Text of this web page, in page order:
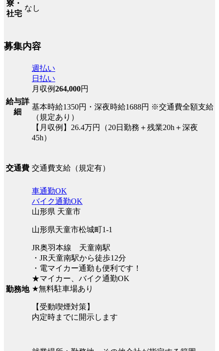
寮・
社宅
なし
募集内容
給与詳
細
週払い
日払い
月収例264,000円
基本時給1350円・深夜時給1688円 ※交通費全額支給
（規定あり）
【月収例】26.4万円（20日勤務＋残業20h＋深夜
45h）
交通費 交通費支給（規定有）
勤務地
車通勤OK
バイク通勤OK
山形県 天童市
山形県天童市松城町1-1
JR奥羽本線 天童南駅
・JR天童南駅から徒歩12分
・電マイカー通勤も便利です！
★マイカー、バイク通勤OK
★無料駐車場あり
【受動喫煙対策】
内定時までに開示します